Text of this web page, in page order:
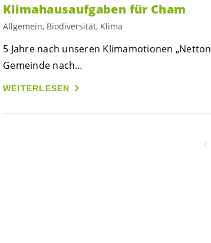
Klimahausaufgaben für Cham
Allgemein, Biodiversität, Klima
5 Jahre nach unseren Klimamotionen
Gemeinde nach…
WEITERLESEN